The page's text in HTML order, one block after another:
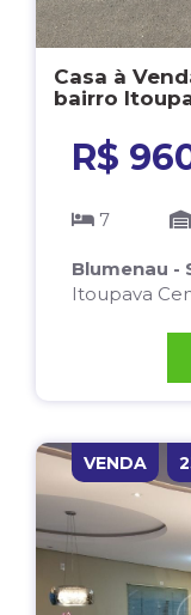
Casa à
bairro
R$
7
Blumenau -
Itoupava
VENDA